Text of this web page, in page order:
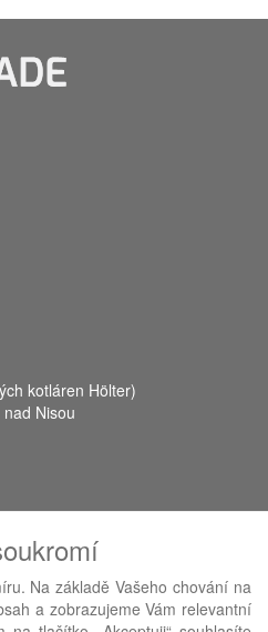
kotláren Hölter)
Nisou
Na základě Vašeho chování na
a zobrazujeme Vám relevantní